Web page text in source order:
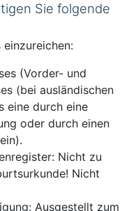
Sie folgende
(Vorder- und
(bei ausländischen
eine durch eine
oder durch einen
Nicht zu
Nicht
Ausgestellt zum